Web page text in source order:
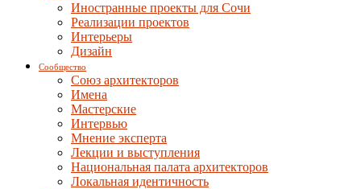
Иностранные проекты для Сочи
Реализации проектов
Интерьеры
Дизайн
Сообщество
Союз архитекторов
Имена
Мастерские
Интервью
Мнение эксперта
Лекции и выступления
Национальная палата архитекторов
Локальная идентичность